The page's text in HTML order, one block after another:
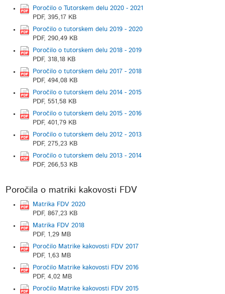
Poročilo o Tutorskem delu 2020 - 2021
PDF, 395,17 KB
Poročilo o tutorskem delu 2019 - 2020
PDF, 290,49 KB
Poročilo o tutorskem delu 2018 - 2019
PDF, 318,18 KB
Poročilo o tutorskem delu 2017 - 2018
PDF, 494,08 KB
Poročilo o tutorskem delu 2014 - 2015
PDF, 551,58 KB
Poročilo o tutorskem delu 2015 - 2016
PDF, 401,79 KB
Poročilo o tutorskem delu 2012 - 2013
PDF, 275,23 KB
Poročilo o tutorskem delu 2013 - 2014
PDF, 266,53 KB
Poročila o matriki kakovosti FDV
Matrika FDV 2020
PDF, 867,23 KB
Matrika FDV 2018
PDF, 1,29 MB
Poročilo Matrike kakovosti FDV 2017
PDF, 1,63 MB
Poročilo Matrike kakovosti FDV 2016
PDF, 4,02 MB
Poročilo Matrike kakovosti FDV 2015